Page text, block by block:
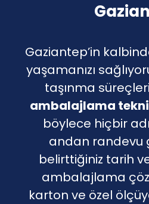
Gaziantep’in
yaşamanızı
taşınma
ambalajlama
böylece hiçbir
andan randevu
belirttiğiniz tarih
ambalajlama
karton ve özel